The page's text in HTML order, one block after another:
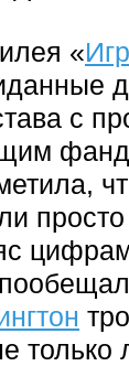
«
с
только